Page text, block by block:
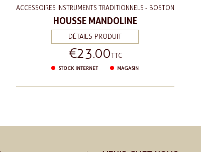
ACCESSOIRES INSTRUMENTS TRADITIONNELS - BOSTON
HOUSSE MANDOLINE
DÉTAILS PRODUIT
Price
€23.00TTC
STOCK INTERNET MAGASIN